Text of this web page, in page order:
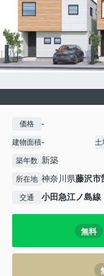
価格 -
建物面積- 土
築年数 新築
所在地 神奈川県藤沢市
交通 小田急江ノ島線
無料